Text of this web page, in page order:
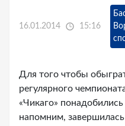
16.01.2014 15:16
Для того чтобы
регулярного
«Чикаго»
напомним,